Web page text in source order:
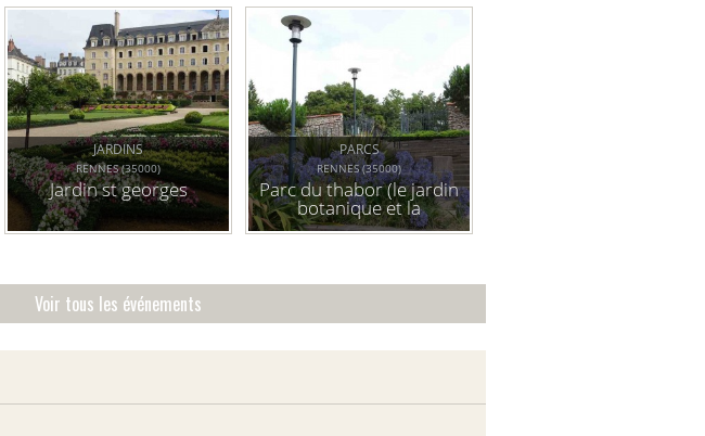
JARDINS
RENNES (35000)
Jardin st georges
PARCS
RENNES (35000)
Parc du thabor (le jardin
botanique et la
roseraie)
Voir tous les événements